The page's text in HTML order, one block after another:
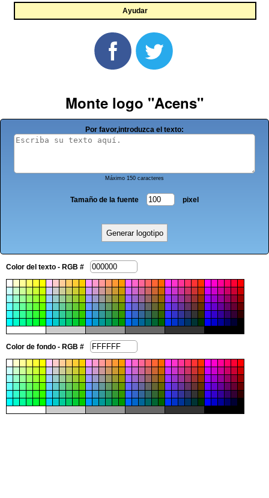
Ayudar
Monte logo "Acens"
Por favor,introduzca el texto:
Máximo 150 caracteres
Tamaño de la fuente pixel
Color del texto - RGB #
Color de fondo - RGB #